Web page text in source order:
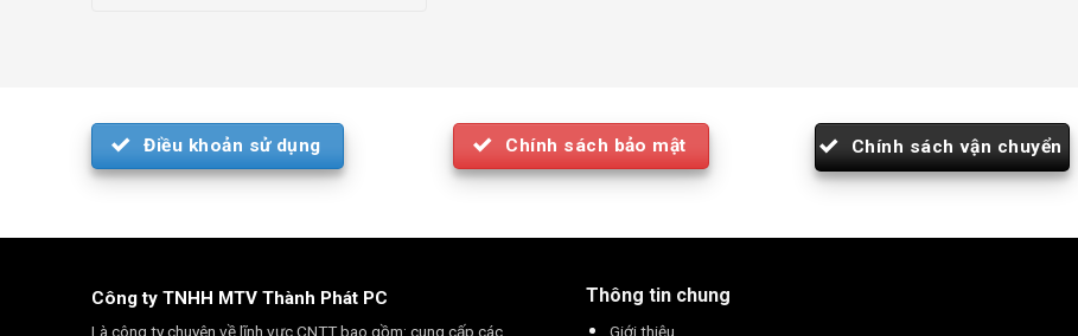
Điều khoản sử dụng Chính sách bảo mật Chính sách vận chuyển
Công ty TNHH MTV Thành Phát PC
Là công ty chuyên về lĩnh vực CNTT bao gồm: cung cấp các
Thông tin chung
Giới thiệu